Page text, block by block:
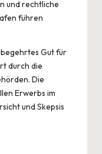
und rechtliche
führen
Gut für
durch die
Die
Erwerbs im
und Skepsis